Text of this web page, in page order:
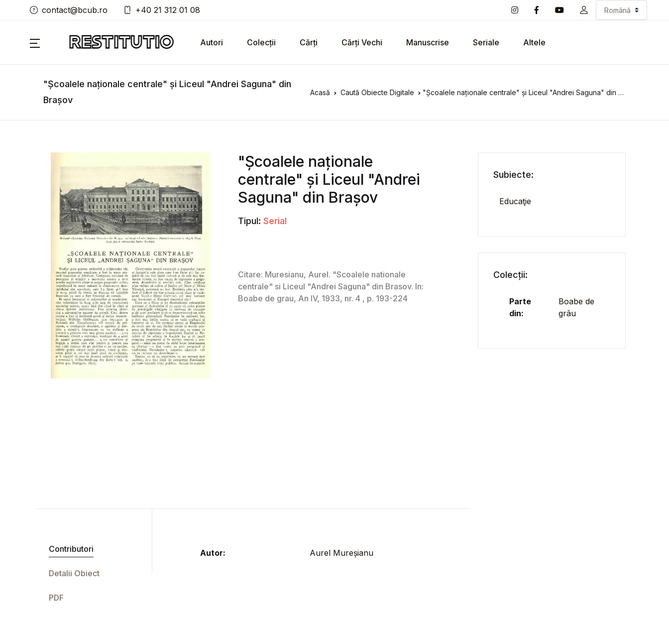
contact@bcub.ro +40 21 312 01 08
Autori Colecții Cărți Cărți Vechi Manuscrise Seriale Altele
"Școalele naționale centrale" și Liceul "Andrei Saguna" din
Brașov
Acasă Caută Obiecte Digitale "Școalele naționale centrale" și Liceul "Andrei Saguna" din Brașov
"Școalele naționale
centrale" și Liceul "Andrei
Saguna" din Brașov
Tipul: Serial
Contributori
Detalii Obiect
PDF
Autor: Aurel Mureșianu
Subiecte:
Educaţie
Colecții:
Parte
din:
Boabe de
grâu